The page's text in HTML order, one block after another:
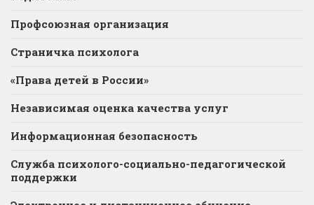
Профсоюзная организация
Страничка психолога
«Права детей в России»
Независимая оценка качества услуг
Информационная безопасность
Служба психолого-социально-педагогической
поддержки